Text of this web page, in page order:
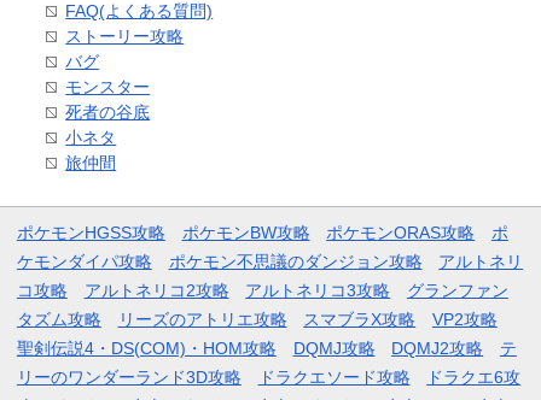
FAQ(よくある質問)
ストーリー攻略
バグ
モンスター
死者の谷底
小ネタ
旅仲間
ポケモンHGSS攻略 ポケモンBW攻略 ポケモンORAS攻略
ポ
ケモンダイパ攻略
ポケモン不思議のダンジョン攻略
アルトネリ
コ攻略
アルトネリコ2攻略 アルトネリコ3攻略
グランファン
タズム攻略
リーズのアトリエ攻略 スマブラX攻略
VP2攻略
聖剣伝説4・DS(COM)・HOM攻略
DQMJ攻略 DQMJ2攻略
テ
リーのワンダーランド3D攻略
ドラクエソード攻略
ドラクエ6攻